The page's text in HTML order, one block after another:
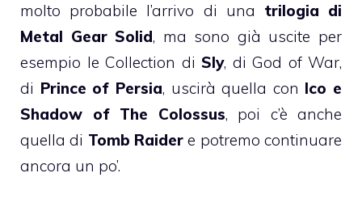
molto probabile l’arrivo di una trilogia di
Metal Gear Solid, ma sono già uscite per
esempio le Collection di Sly, di God of War,
di Prince of Persia, uscirà quella con Ico e
Shadow of The Colossus, poi c’è anche
quella di Tomb Raider e potremo continuare
ancora un po’.